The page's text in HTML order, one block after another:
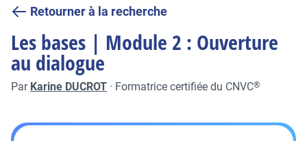
Retourner à la recherche
Les bases | Module 2 : Ouverture
au dialogue
Par Karine DUCROT · Formatrice certifiée du CNVC®